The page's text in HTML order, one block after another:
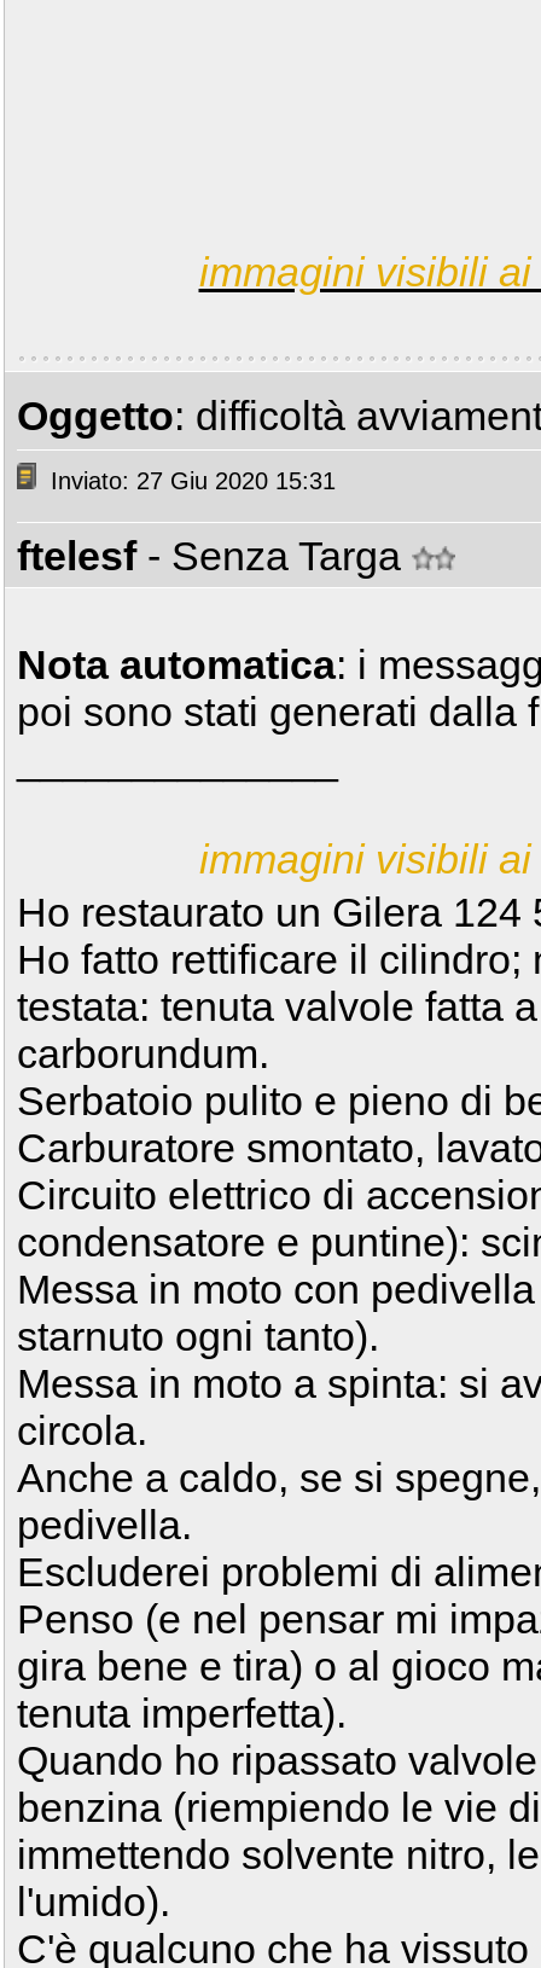
immagini visibili
Oggetto: difficoltà
Inviato: 27 Giu 2020 15:31
ftelesf - Senza Targa
Nota automatica: i
poi sono stati generati dalla
immagini visibili
Ho restaurato un Gilera 124
Ho fatto rettificare il
testata: tenuta valvole fatta
carborundum.
Serbatoio pulito e pieno di
Carburatore smontato,
Circuito elettrico di
condensatore e puntine):
Messa in moto con
starnuto ogni tanto).
Messa in moto a spinta: si
circola.
Anche a caldo, se si
pedivella.
Escluderei problemi di
Penso (e nel pensar mi
gira bene e tira) o al gioco
tenuta imperfetta).
Quando ho ripassato
benzina (riempiendo le vie
immettendo solvente nitro,
l'umido).
C'è qualcuno che ha